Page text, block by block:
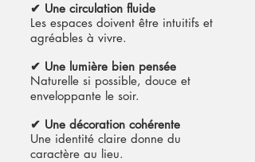
✔ Une circulation fluide
Les espaces doivent être intuitifs et
agréables à vivre.
✔ Une lumière bien pensée
Naturelle si possible, douce et
enveloppante le soir.
✔ Une décoration cohérente
Une identité claire donne du
caractère au lieu.